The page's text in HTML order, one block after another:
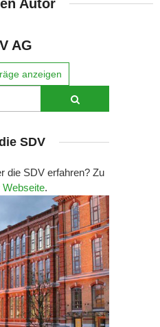
Autor
AG
anzeigen
SDV
die SDV erfahren? Zu
Webseite.